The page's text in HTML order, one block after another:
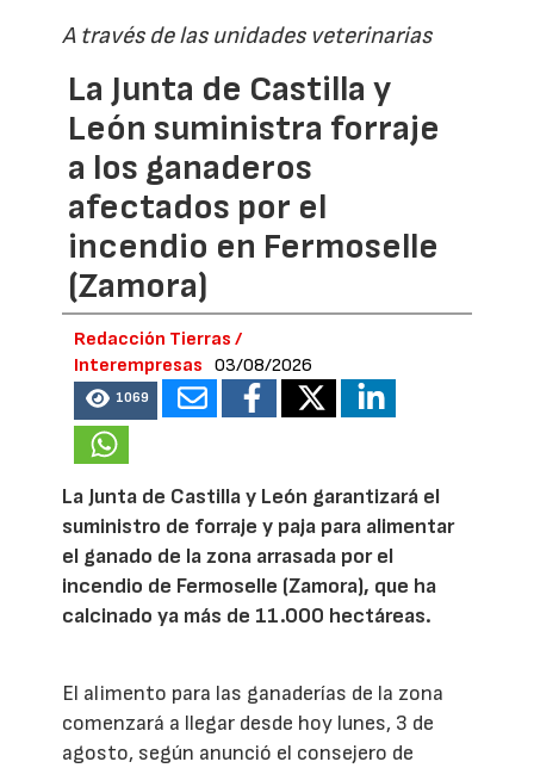
A través de las unidades veterinarias
La Junta de Castilla y
León suministra forraje
a los ganaderos
afectados por el
incendio en Fermoselle
(Zamora)
Redacción Tierras /
Interempresas
03/08/2026
1069
La Junta de Castilla y León garantizará el
suministro de forraje y paja para alimentar
el ganado de la zona arrasada por el
incendio de Fermoselle (Zamora), que ha
calcinado ya más de 11.000 hectáreas.
El alimento para las ganaderías de la zona
comenzará a llegar desde hoy lunes, 3 de
agosto, según anunció el consejero de